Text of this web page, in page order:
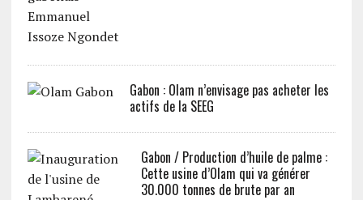
Gabon : Olam n’envisage pas acheter les
actifs de la SEEG
Gabon / Production d’huile de palme :
Cette usine d’Olam qui va générer
30.000 tonnes de brute par an